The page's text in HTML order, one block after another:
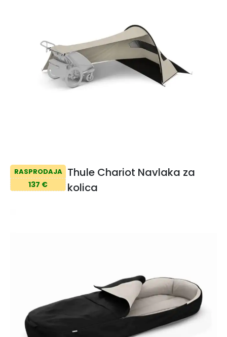
RASPRODAJA
137 €
Thule Chariot Navlaka za
kolica